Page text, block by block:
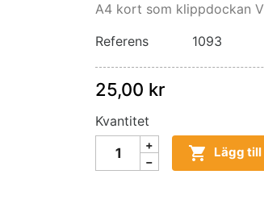
A4 kort som klippdockan
Referens
1093
25,00 kr
Kvantitet
 Lägg